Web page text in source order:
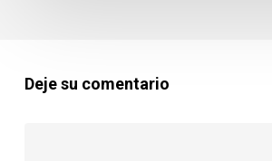
Deje su comentario